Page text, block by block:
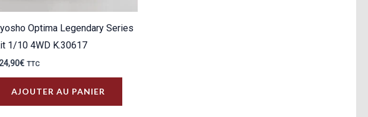
Optima Legendary Series
1/10 4WD K.30617
€ TTC
AJOUTER AU PANIER